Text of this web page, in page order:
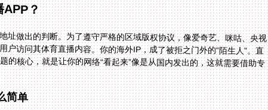
？
址做出的判断。为了遵守严格的区域版权协议，像爱奇艺、咪咕、央视
户访问其体育直播内容。你的海外IP，成了被拒之门外的“陌生人”。直
的核心，就是让你的网络“看起来”像是从国内发出的，这就需要借助专
简单